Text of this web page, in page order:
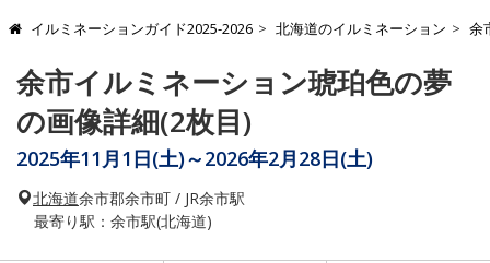
イルミネーションガイド2025-2026 北海道のイルミネーション 余
余市イルミネーション琥珀色の夢
の画像詳細(2枚目)
2025年11月1日(土)～2026年2月28日(土)
北海道余市郡余市町 / JR余市駅
最寄り駅：余市駅(北海道)